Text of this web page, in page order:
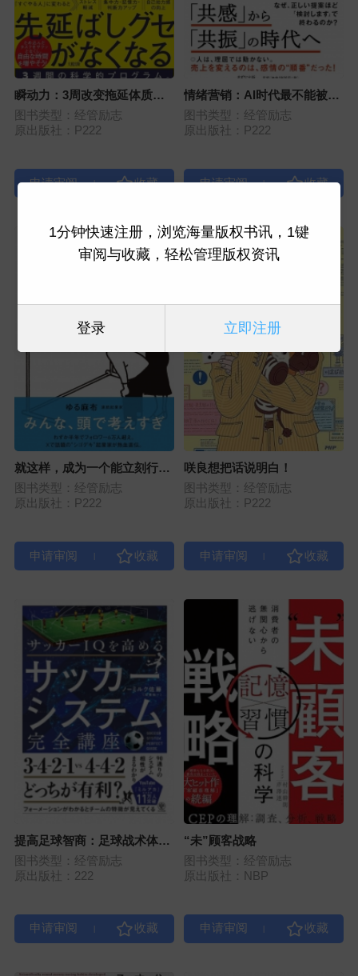
瞬动力：3周改变拖延体质的
工作启动术
图书类型：经管励志
原出版社：P222
|
情绪营销：AI时代最不能被取
代的销售力
图书类型：经管励志
原出版社：P222
|
就这样，成为一个能立刻行动
的人
图书类型：经管励志
原出版社：P222
咲良想把话说明白！
图书类型：经管励志
原出版社：P222
提高足球智商：足球战术体系
完全讲座
图书类型：经管励志
原出版社：222
“未”顾客战略
图书类型：经管励志
原出版社：NBP
1分钟快速注册，浏览海量版权书讯，1键
审阅与收藏，轻松管理版权资讯
登录 立即注册